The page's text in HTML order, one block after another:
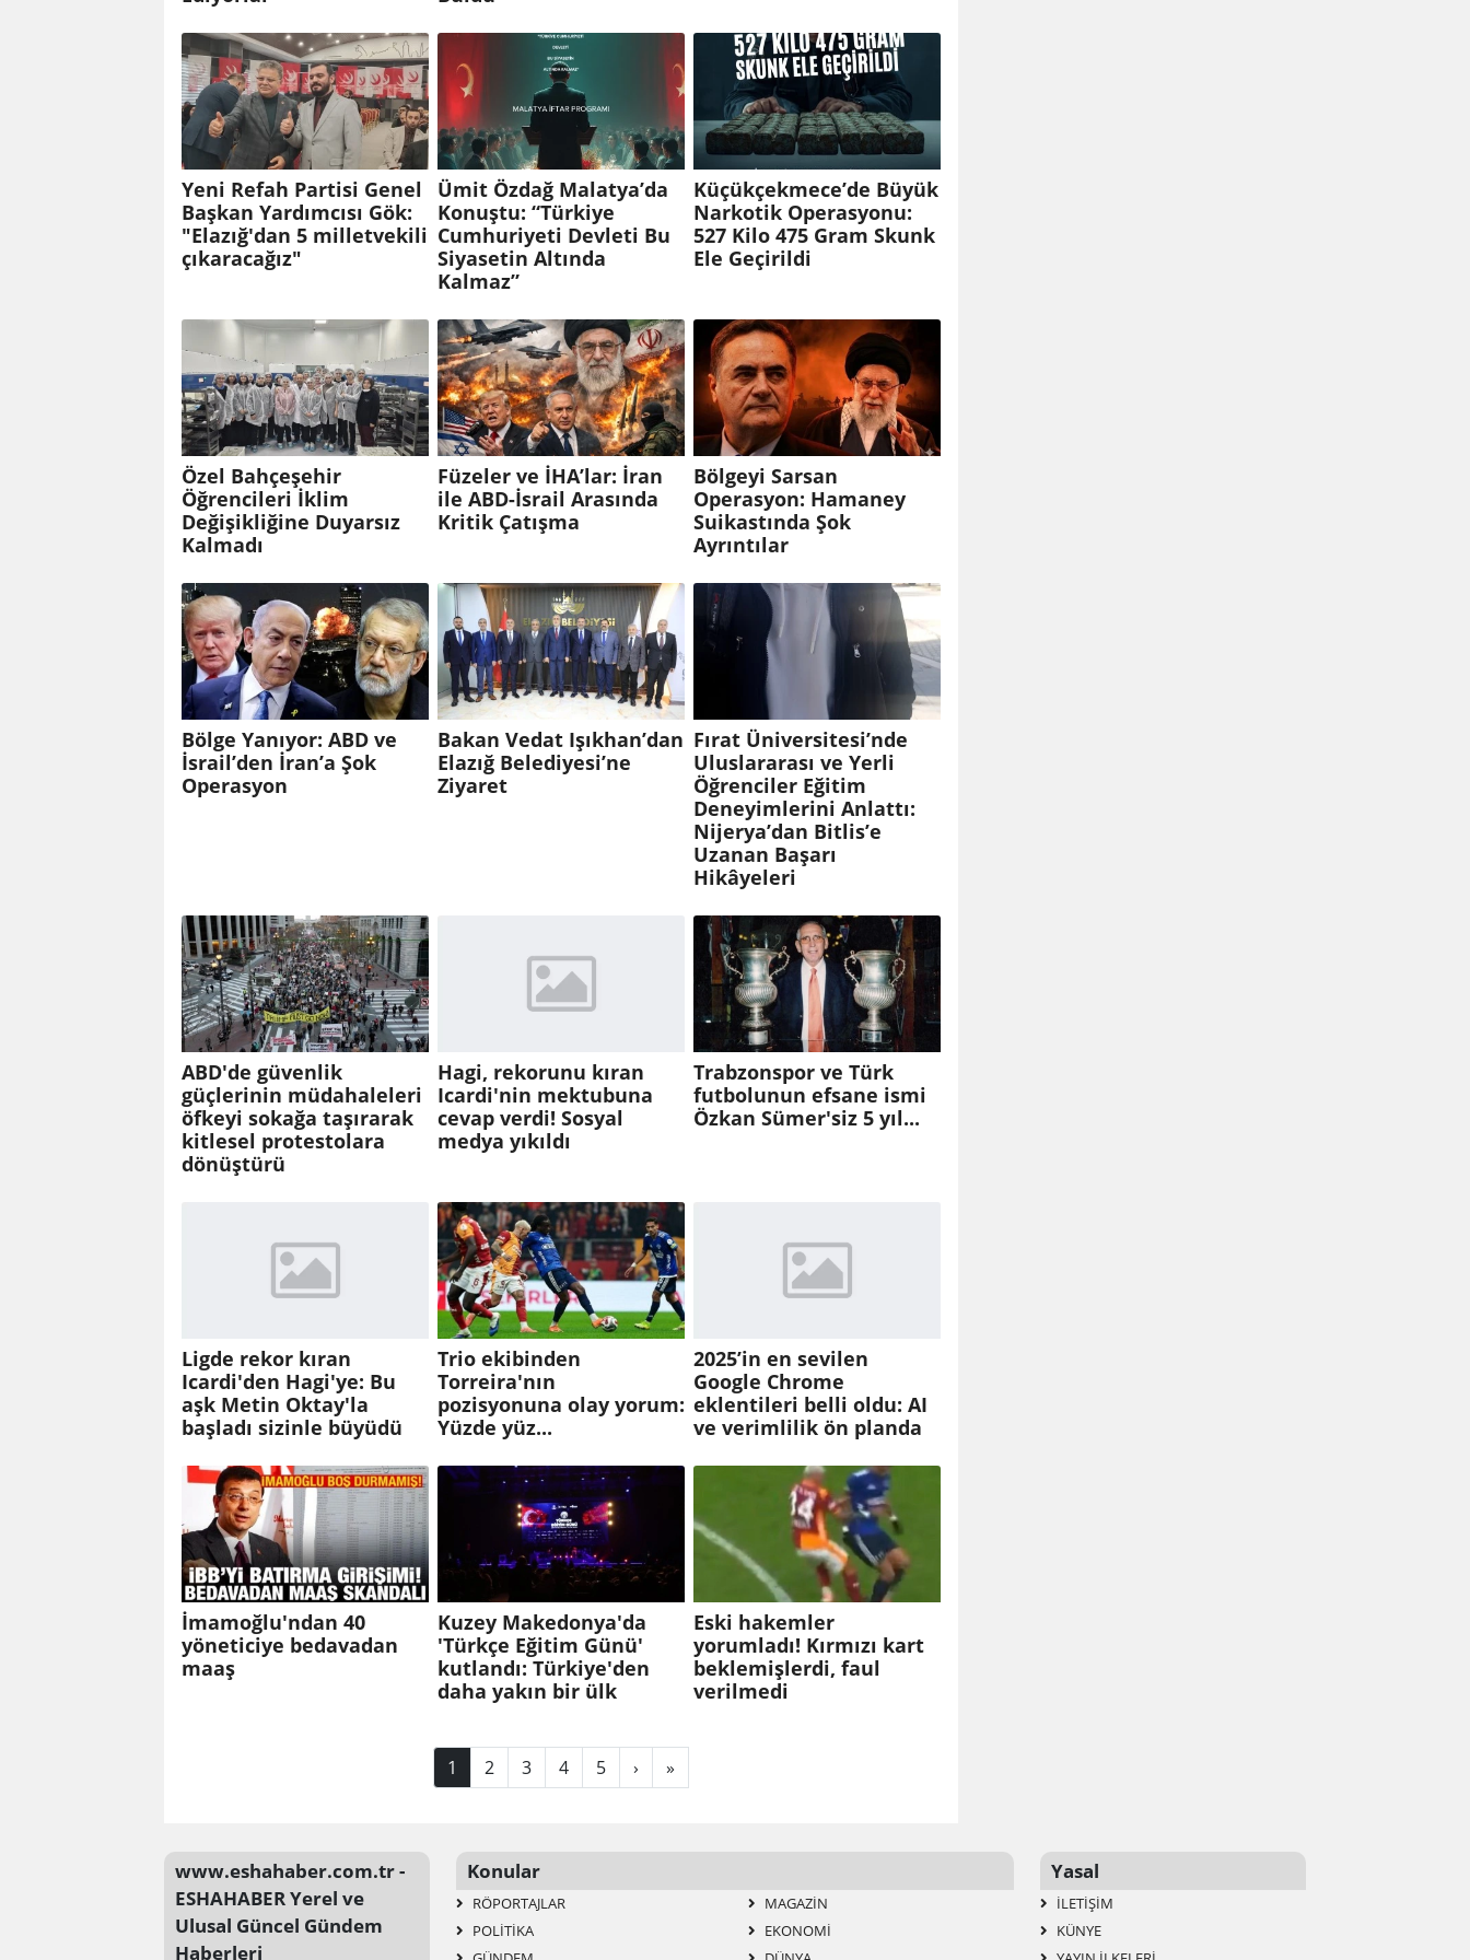
Yeni Refah Partisi Genel
Başkan Yardımcısı Gök:
"Elazığ'dan 5 milletvekili
çıkaracağız"
Ümit Özdağ Malatya’da
Konuştu: “Türkiye
Cumhuriyeti Devleti Bu
Siyasetin Altında
Kalmaz”
Küçükçekmece’de Büyük
Narkotik Operasyonu:
527 Kilo 475 Gram Skunk
Ele Geçirildi
Özel Bahçeşehir
Öğrencileri İklim
Değişikliğine Duyarsız
Kalmadı
Füzeler ve İHA’lar: İran
ile ABD-İsrail Arasında
Kritik Çatışma
Bölgeyi Sarsan
Operasyon: Hamaney
Suikastında Şok
Ayrıntılar
Bölge Yanıyor: ABD ve
İsrail’den İran’a Şok
Operasyon
Bakan Vedat Işıkhan’dan
Elazığ Belediyesi’ne
Ziyaret
Fırat Üniversitesi’nde
Uluslararası ve Yerli
Öğrenciler Eğitim
Deneyimlerini Anlattı:
Nijerya’dan Bitlis’e
Uzanan Başarı
Hikâyeleri
ABD'de güvenlik
güçlerinin müdahaleleri
öfkeyi sokağa taşırarak
kitlesel protestolara
dönüştürü
Hagi, rekorunu kıran
Icardi'nin mektubuna
cevap verdi! Sosyal
medya yıkıldı
Trabzonspor ve Türk
futbolunun efsane ismi
Özkan Sümer'siz 5 yıl...
Ligde rekor kıran
Icardi'den Hagi'ye: Bu
aşk Metin Oktay'la
başladı sizinle büyüdü
Trio ekibinden
Torreira'nın
pozisyonuna olay yorum:
Yüzde yüz...
2025’in en sevilen
Google Chrome
eklentileri belli oldu: AI
ve verimlilik ön planda
İmamoğlu'ndan 40
yöneticiye bedavadan
maaş
Kuzey Makedonya'da
'Türkçe Eğitim Günü'
kutlandı: Türkiye'den
daha yakın bir ülk
Eski hakemler
yorumladı! Kırmızı kart
beklemişlerdi, faul
verilmedi
1 2 3 4 5 › »
www.eshahaber.com.tr -
ESHAHABER Yerel ve
Ulusal Güncel Gündem
Haberleri
Konular
RÖPORTAJLAR
POLITIKA
MAGAZIN
EKONOMI
Yasal
İLETIŞIM
KÜNYE